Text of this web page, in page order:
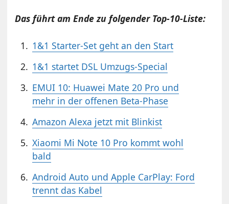
Das führt am Ende zu folgender Top-10-Liste:
1&1 Starter-Set geht an den Start
1&1 startet DSL Umzugs-Special
EMUI 10: Huawei Mate 20 Pro und
mehr in der offenen Beta-Phase
Amazon Alexa jetzt mit Blinkist
Xiaomi Mi Note 10 Pro kommt wohl
bald
Android Auto und Apple CarPlay: Ford
trennt das Kabel